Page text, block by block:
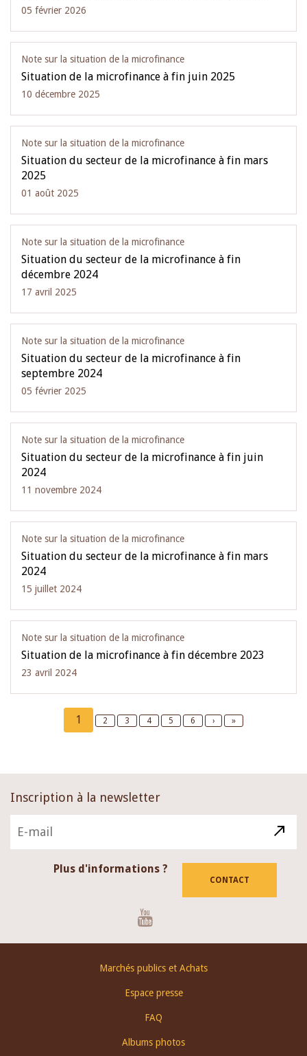
05 février 2026
Note sur la situation de la microfinance
Situation de la microfinance à fin juin 2025
10 décembre 2025
Note sur la situation de la microfinance
Situation du secteur de la microfinance à fin mars
2025
01 août 2025
Note sur la situation de la microfinance
Situation du secteur de la microfinance à fin
décembre 2024
17 avril 2025
Note sur la situation de la microfinance
Situation du secteur de la microfinance à fin
septembre 2024
05 février 2025
Note sur la situation de la microfinance
Situation du secteur de la microfinance à fin juin
2024
11 novembre 2024
Note sur la situation de la microfinance
Situation du secteur de la microfinance à fin mars
2024
15 juillet 2024
Note sur la situation de la microfinance
Situation de la microfinance à fin décembre 2023
23 avril 2024
Current
page
1 Page
2 Page
3 Page
4 Page
5 Page
6
Next
›
Last
»
Inscription à la newsletter
Plus d'informations ?
CONTACT
Marchés publics et Achats
Espace presse
FAQ
Albums photos